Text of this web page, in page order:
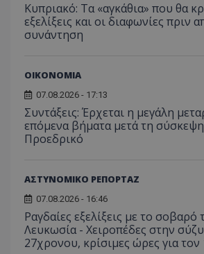
Κυπριακό: Τα «αγκάθια» που θα
εξελίξεις και οι διαφωνίες πριν
συνάντηση
ΟΙΚΟΝΟΜΙΑ
07.08.2026 - 17:13
Συντάξεις: Έρχεται η μεγάλη
επόμενα βήματα μετά τη
Προεδρικό
ΑΣΤΥΝΟΜΙΚΟ ΡΕΠΟΡΤΑΖ
07.08.2026 - 16:46
Ραγδαίες εξελίξεις με το σοβαρό
Λευκωσία - Χειροπέδες στην
27χρονου, κρίσιμες ώρες για
__cf_bm